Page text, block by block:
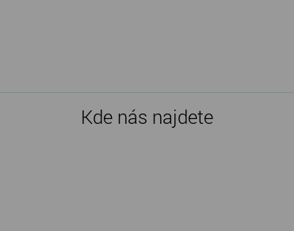
Kde nás najdete